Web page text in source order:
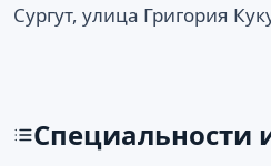
Сургут, улица Григория
Специальности